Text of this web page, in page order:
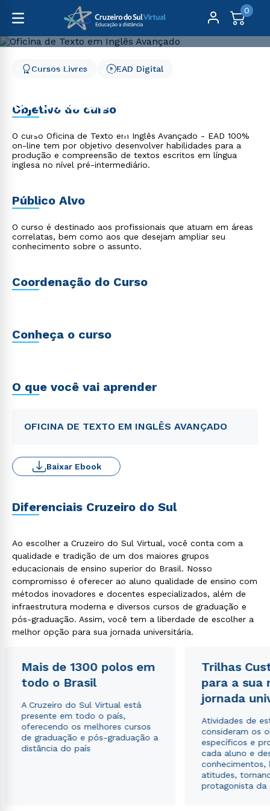
0
Cursos Livres
Educação
Oficina de Texto em
Inglês Avançado
Cursos Livres EAD Digital
Objetivo do curso
O curso Oficina de Texto em Inglês Avançado - EAD 100%
on-line tem por objetivo desenvolver habilidades para a
produção e compreensão de textos escritos em língua
inglesa no nível pré-intermediário.
Público Alvo
O curso é destinado aos profissionais que atuam em áreas
correlatas, bem como aos que desejam ampliar seu
conhecimento sobre o assunto.
Coordenação do Curso
Conheça o curso
O que você vai aprender
OFICINA DE TEXTO EM INGLÊS AVANÇADO
Baixar Ebook
Diferenciais Cruzeiro do Sul
Ao escolher a Cruzeiro do Sul Virtual, você conta com a
qualidade e tradição de um dos maiores grupos
educacionais de ensino superior do Brasil. Nosso
compromisso é oferecer ao aluno qualidade de ensino com
métodos inovadores e docentes especializados, além de
infraestrutura moderna e diversos cursos de graduação e
pós-graduação. Assim, você tem a liberdade de escolher a
melhor opção para sua jornada universitária.
Mais de 1300 polos em
todo o Brasil
A Cruzeiro do Sul Virtual está
presente em todo o país,
oferecendo os melhores cursos
de graduação e pós-graduação a
distância do país
Trilhas
para a sua
jornada
Atividades de
consideram os
específicos e
cada aluno e
conhecimentos,
atitudes,
protagonista da